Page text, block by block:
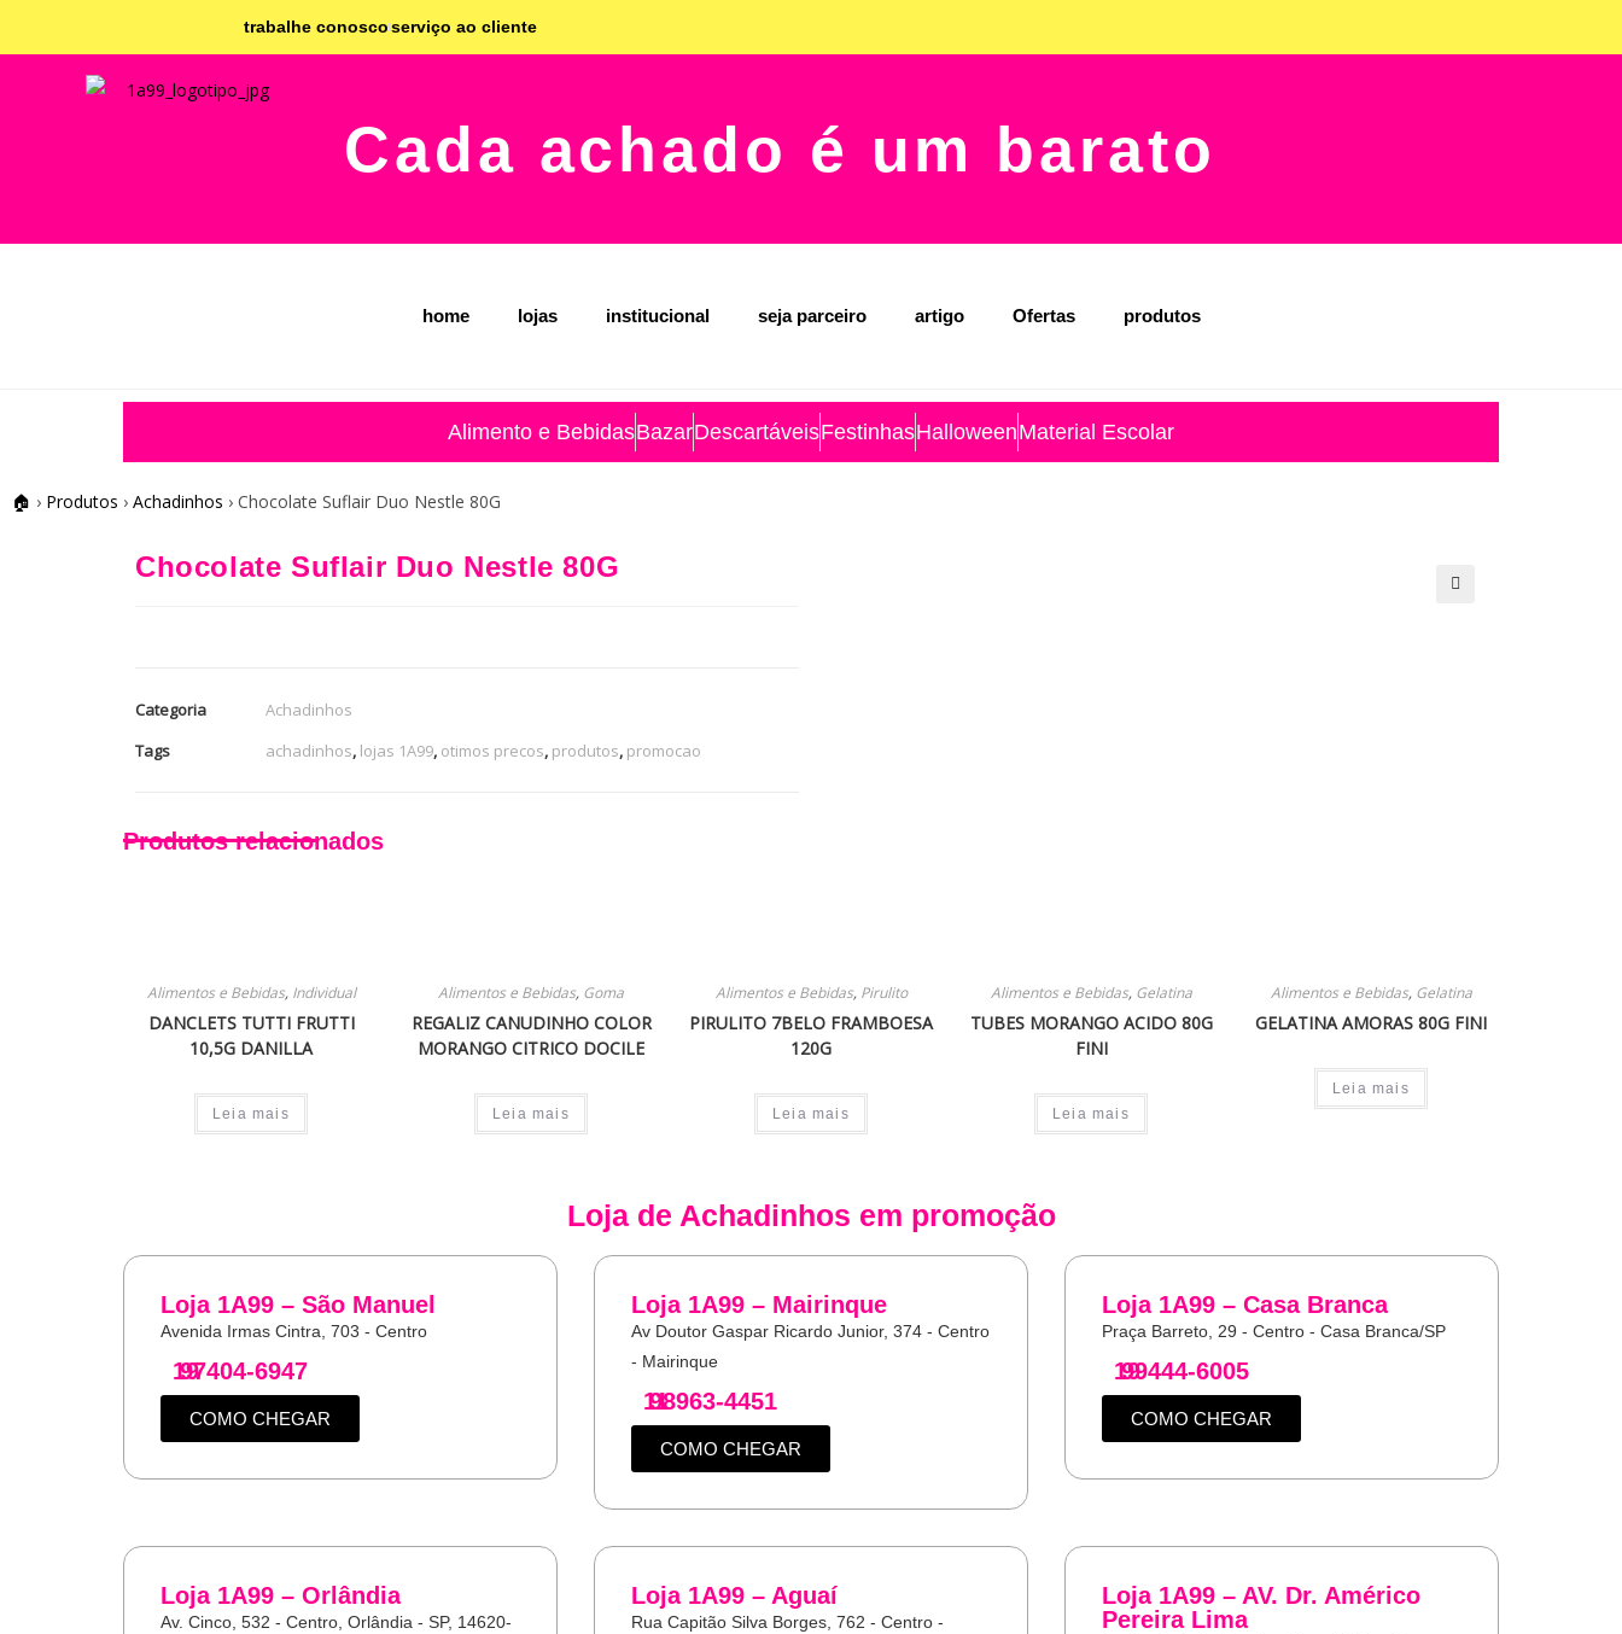
trabalhe conoscoserviço ao cliente
Cada achado é um barato
home lojas institucional seja parceiro artigo Ofertas produtos
Alimento e BebidasBazarDescartáveisFestinhasHalloweenMaterial Escolar
🏠 › Produtos › Achadinhos › Chocolate Suflair Duo Nestle 80G
Chocolate Suflair Duo Nestle 80G
Categoria
Achadinhos
Tags
achadinhos, lojas 1A99, otimos precos, produtos, promocao
Produtos relacionados
Alimentos e Bebidas, Individual
DANCLETS TUTTI FRUTTI
10,5G DANILLA
Leia mais
Alimentos e Bebidas, Goma
REGALIZ CANUDINHO COLOR
MORANGO CITRICO DOCILE
Leia mais
Alimentos e Bebidas, Pirulito
PIRULITO 7BELO FRAMBOESA
120G
Leia mais
Alimentos e Bebidas, Gelatina
TUBES MORANGO ACIDO 80G
FINI
Leia mais
Alimentos e Bebidas, Gelatina
GELATINA AMORAS 80G FINI
Leia mais
Loja de Achadinhos em promoção
Loja 1A99 – São Manuel
Avenida Irmas Cintra, 703 - Centro
19
97404-6947
COMO CHEGAR
Loja 1A99 – Mairinque
Av Doutor Gaspar Ricardo Junior, 374 - Centro
- Mairinque
11
98963-4451
COMO CHEGAR
Loja 1A99 – Casa Branca
Praça Barreto, 29 - Centro - Casa Branca/SP
19
99444-6005
COMO CHEGAR
Loja 1A99 – Orlândia
Av. Cinco, 532 - Centro, Orlândia - SP, 14620-
Loja 1A99 – Aguaí
Rua Capitão Silva Borges, 762 - Centro -
Loja 1A99 – AV. Dr. Américo
Pereira Lima